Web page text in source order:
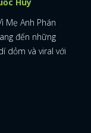
Huy
Mẹ Anh Phán
đến những
dỏm và viral với